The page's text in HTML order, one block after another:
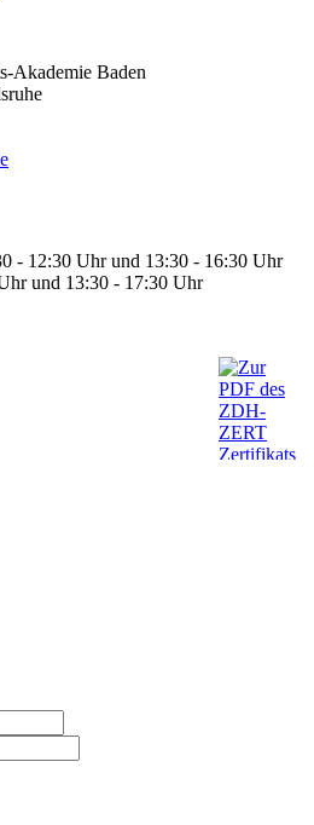
Akademie Baden
- 12:30 Uhr und 13:30 - 16:30 Uhr
und 13:30 - 17:30 Uhr